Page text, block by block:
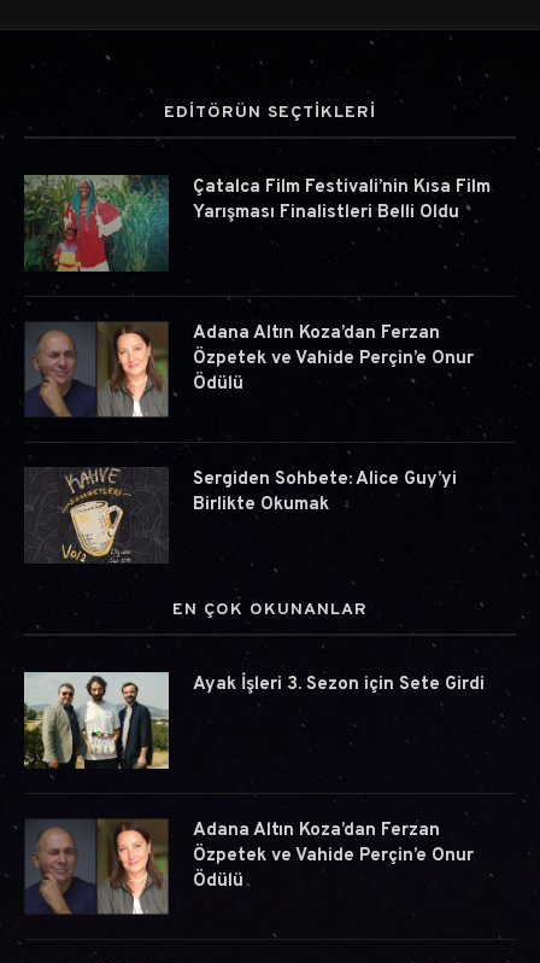
EDİTÖRÜN SEÇTİKLERİ
Çatalca Film Festivali’nin Kısa Film
Yarışması Finalistleri Belli Oldu
Adana Altın Koza’dan Ferzan
Özpetek ve Vahide Perçin’e Onur
Ödülü
Sergiden Sohbete: Alice Guy’yi
Birlikte Okumak
EN ÇOK OKUNANLAR
Ayak İşleri 3. Sezon için Sete Girdi
Adana Altın Koza’dan Ferzan
Özpetek ve Vahide Perçin’e Onur
Ödülü